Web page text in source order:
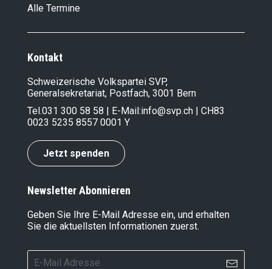
Alle Termine
Kontakt
Schweizerische Volkspartei SVP,
Generalsekretariat, Postfach, 3001 Bern
Tel.031 300 58 58 | E-Mail:info@svp.ch | CH83
0023 5235 8557 0001 Y
Jetzt spenden
Newsletter Abonnieren
Geben Sie Ihre E-Mail Adresse ein, und erhalten
Sie die aktuellsten Informationen zuerst.